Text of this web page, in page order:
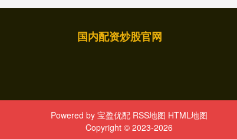
国内配资炒股官网
Powered by 宝盈优配 RSS地图 HTML地图
Copyright © 2023-2026